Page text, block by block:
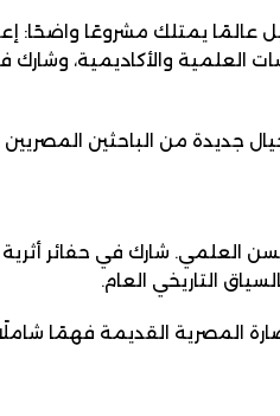
يمتلك مشروعًا واضحًا:
والأكاديمية، وشارك
جديدة من الباحثين
العلمي. شارك في حفائر
التاريخي العام.
القديمة فهمًا شاملًا،